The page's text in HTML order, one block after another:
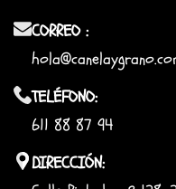
CORREO :
TELÉFONO:
611 88 87 94
DIRECCIÓN: